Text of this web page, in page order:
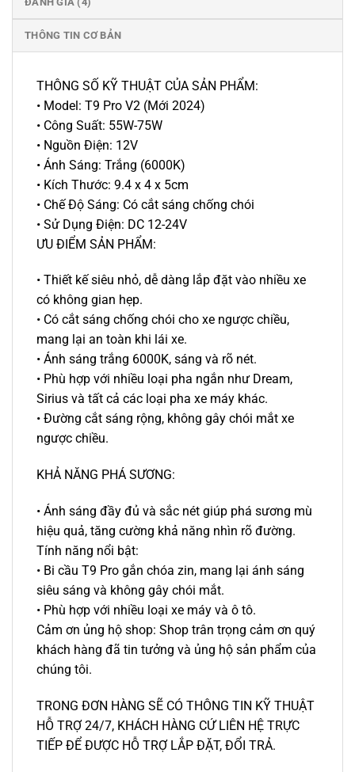
THÔNG TIN CƠ BẢN
THÔNG SỐ KỸ THUẬT CỦA SẢN PHẨM:
• Model: T9 Pro V2 (Mới 2024)
• Công Suất: 55W-75W
• Nguồn Điện: 12V
• Ánh Sáng: Trắng (6000K)
• Kích Thước: 9.4 x 4 x 5cm
• Chế Độ Sáng: Có cắt sáng chống chói
• Sử Dụng Điện: DC 12-24V
ƯU ĐIỂM SẢN PHẨM:
• Thiết kế siêu nhỏ, dễ dàng lắp đặt vào nhiều xe
có không gian hẹp.
• Có cắt sáng chống chói cho xe ngược chiều,
mang lại an toàn khi lái xe.
• Ánh sáng trắng 6000K, sáng và rõ nét.
• Phù hợp với nhiều loại pha ngắn như Dream,
Sirius và tất cả các loại pha xe máy khác.
• Đường cắt sáng rộng, không gây chói mắt xe
ngược chiều.
KHẢ NĂNG PHÁ SƯƠNG:
• Ánh sáng đầy đủ và sắc nét giúp phá sương mù
hiệu quả, tăng cường khả năng nhìn rõ đường.
Tính năng nổi bật:
• Bi cầu T9 Pro gắn chóa zin, mang lại ánh sáng
siêu sáng và không gây chói mắt.
• Phù hợp với nhiều loại xe máy và ô tô.
Cảm ơn ủng hộ shop: Shop trân trọng cảm ơn quý
khách hàng đã tin tưởng và ủng hộ sản phẩm của
chúng tôi.
TRONG ĐƠN HÀNG SẼ CÓ THÔNG TIN KỸ THUẬT
HỖ TRỢ 24/7, KHÁCH HÀNG CỨ LIÊN HỆ TRỰC
TIẾP ĐỂ ĐƯỢC HỖ TRỢ LẮP ĐẶT, ĐỔI TRẢ.